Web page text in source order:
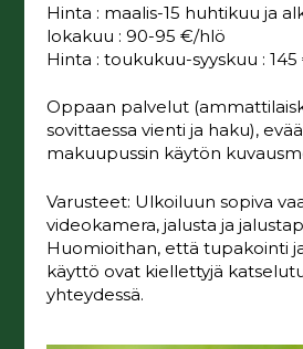
Hinta : maalis-15 huhtikuu ja
lokakuu : 90-95 €/hlö
Hinta : toukukuu-syyskuu :
Oppaan palvelut
sovittaessa vienti ja haku),
makuupussin käytön
Varusteet: Ulkoiluun sopiva
videokamera, jalusta ja
Huomioithan, että tupakointi
käyttö ovat kiellettyjä
yhteydessä.